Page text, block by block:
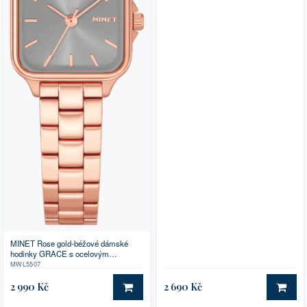
MINET Rose gold-béžové dámské
hodinky GRACE s ocelovým
řemínkem
MWL5507
2 990 Kč DO KOŠÍKU
2 690 Kč DO